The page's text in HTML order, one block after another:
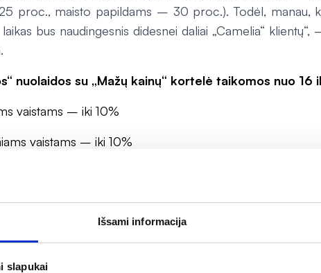
Išsami informacija
slapukai
proc., maisto papildams – 30 proc.). Todėl, manau,
laikas bus naudingesnis didesnei daliai „Camelia“
nuolaidos su „Mažų kainų“ kortelė taikomos nuo 16
– iki 10%
vaistams – iki 10%
– 30%
dieną (įskaitant savaitgalius), atsižvelgiant į vaistinių